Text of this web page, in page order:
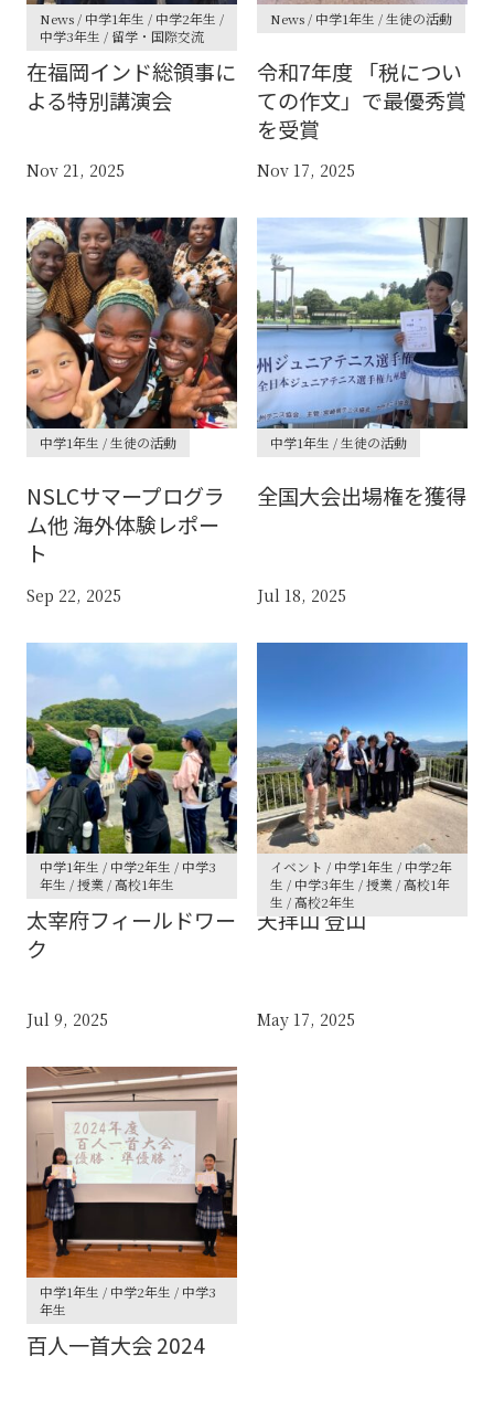
News / 中学1年生 / 中学2年生 /
中学3年生 / 留学・国際交流
在福岡インド総領事に
よる特別講演会
Nov 21, 2025
News / 中学1年生 / 生徒の活動
令和7年度 「税につい
ての作文」で最優秀賞
を受賞
Nov 17, 2025
中学1年生 / 生徒の活動
NSLCサマープログラ
ム他 海外体験レポー
ト
Sep 22, 2025
中学1年生 / 生徒の活動
全国大会出場権を獲得
Jul 18, 2025
中学1年生 / 中学2年生 / 中学3
年生 / 授業 / 高校1年生
太宰府フィールドワー
ク
Jul 9, 2025
イベント / 中学1年生 / 中学2年
生 / 中学3年生 / 授業 / 高校1年
生 / 高校2年生
天拝山 登山
May 17, 2025
中学1年生 / 中学2年生 / 中学3
年生
百人一首大会 2024